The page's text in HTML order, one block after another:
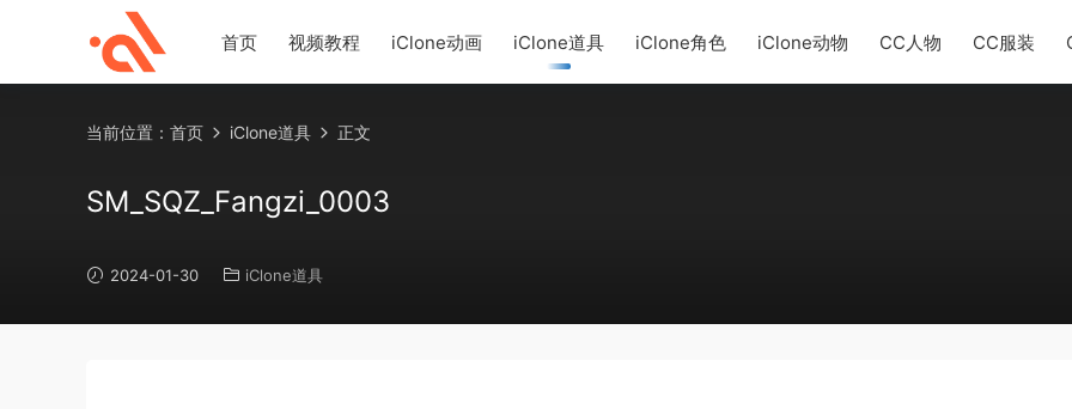
首页 视频教程 iClone动画 iClone道具 iClone角色 iClone动物 CC人物 CC服装
当前位置： 首页 iClone道具 正文
SM_SQZ_Fangzi_0003
2024-01-30 iClone道具